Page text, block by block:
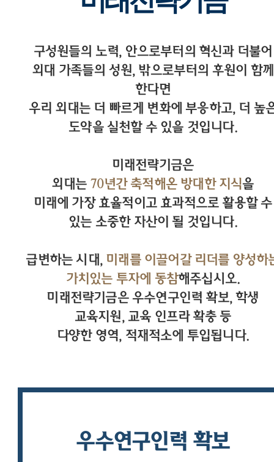
구성원들의 노력, 안으로부터의 혁신과 더불어
외대 가족들의 성원, 밖으로부터의 후원이 함께
한다면
우리 외대는 더 빠르게 변화에 부응하고, 더 높
도약을 실천할 수 있을 것입니다.
미래전략기금은
외대는 70년간 축적해온 방대한 지식을
미래에 가장 효율적이고 효과적으로 활용할 수
있는 소중한 자산이 될 것입니다.
급변하는 시대, 미래를 이끌어갈 리더를 양성하
가치있는 투자에 동참해주십시오.
미래전략기금은 우수연구인력 확보, 학생
교육지원, 교육 인프라 확충 등
다양한 영역, 적재적소에 투입됩니다.
우수연구인력 확보